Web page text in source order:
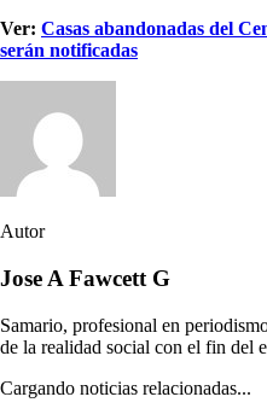
Ver: Casas abandonadas del
serán notificadas
Autor
Jose A Fawcett G
Samario, profesional en
de la realidad social con el fin del
Cargando noticias relacionadas...